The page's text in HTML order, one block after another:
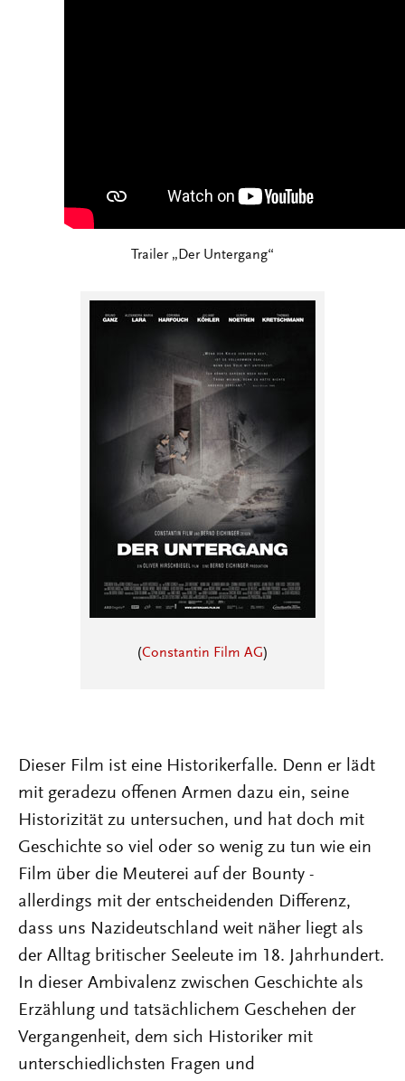
Trailer „Der Untergang“
(Constantin Film AG)
Dieser Film ist eine Historikerfalle. Denn er lädt
mit geradezu offenen Armen dazu ein, seine
Historizität zu untersuchen, und hat doch mit
Geschichte so viel oder so wenig zu tun wie ein
Film über die Meuterei auf der Bounty -
allerdings mit der entscheidenden Differenz,
dass uns Nazideutschland weit näher liegt als
der Alltag britischer Seeleute im 18. Jahrhundert.
In dieser Ambivalenz zwischen Geschichte als
Erzählung und tatsächlichem Geschehen der
Vergangenheit, dem sich Historiker mit
unterschiedlichsten Fragen und